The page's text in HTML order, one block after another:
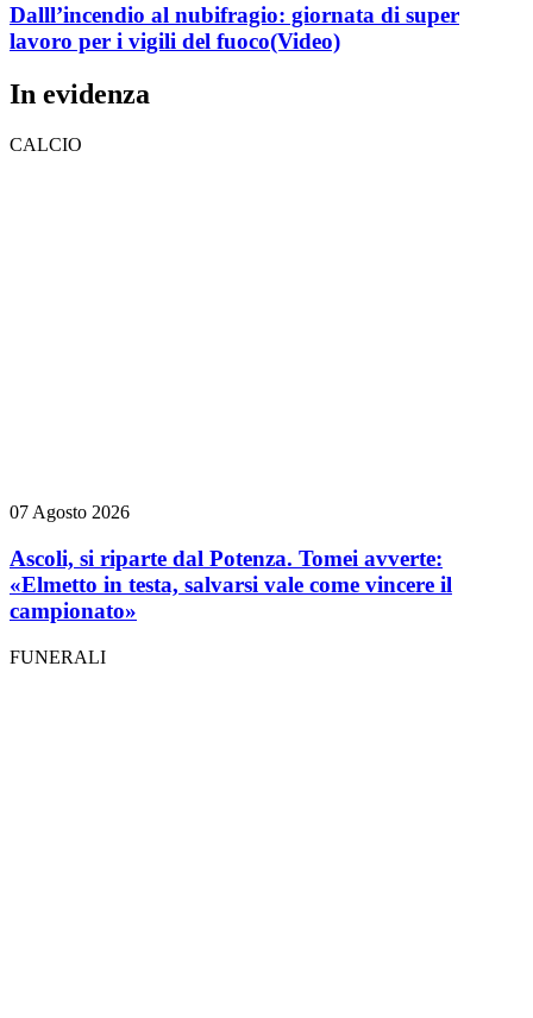
Dalll’incendio al nubifragio: giornata di super
lavoro per i vigili del fuoco(Video)
In evidenza
CALCIO
07 Agosto 2026
Ascoli, si riparte dal Potenza. Tomei avverte:
«Elmetto in testa, salvarsi vale come vincere il
campionato»
FUNERALI